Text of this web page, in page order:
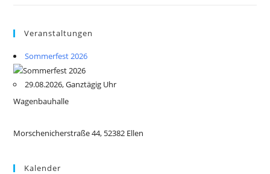
Veranstaltungen
Sommerfest 2026
29.08.2026, Ganztägig Uhr
Wagenbauhalle
Morschenicherstraße 44, 52382 Ellen
Kalender